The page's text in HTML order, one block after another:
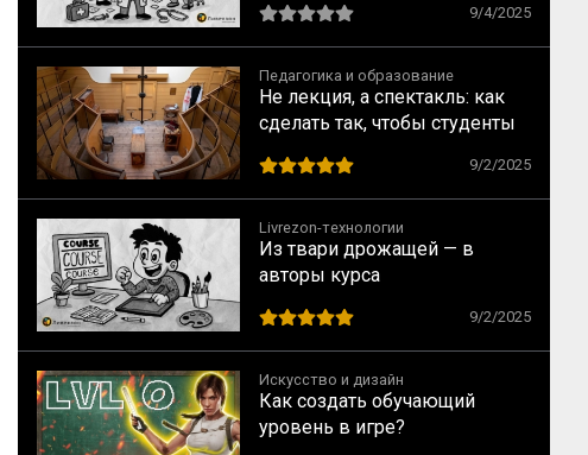
9/4/2025
Педагогика и образование
Не лекция, а спектакль: как
сделать так, чтобы студенты
9/2/2025
Livrezon-технологии
Из твари дрожащей — в
авторы курса
9/2/2025
Искусство и дизайн
Как создать обучающий
уровень в игре?